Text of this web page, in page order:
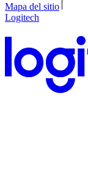
Mapa del sitio
Logitech